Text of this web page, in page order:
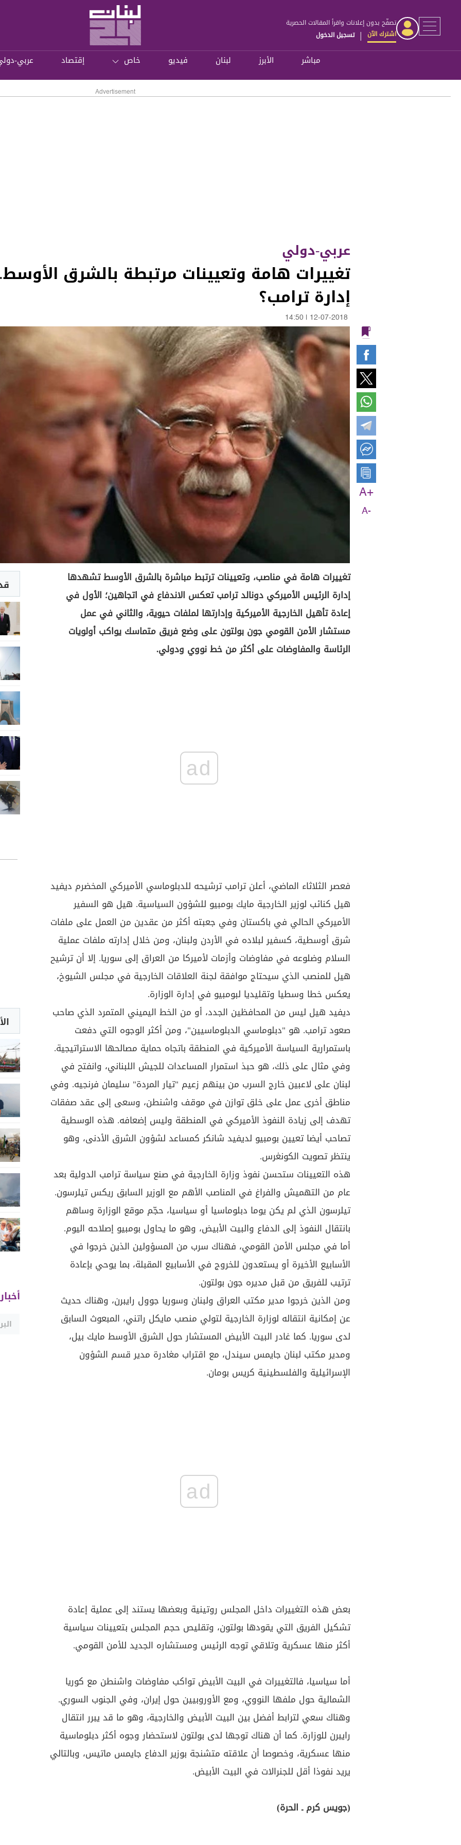
تصفّح بدون إعلانات واقرأ المقالات الحصرية
اشترك الآن | تسجيل الدخول
مباشر الأبرز لبنان فيديو خاص إقتصاد عربي-
Advertisement
عربي-دولي
تغييرات هامة وتعيينات مرتبطة بالشرق
إدارة ترامب؟
12-07-2018
14:50
A+
A-
تغييرات هامة في مناصب، وتعيينات ترتبط مباشرة بالشرق الأوسط تشهدها
إدارة الرئيس الأميركي دونالد ترامب تعكس الاندفاع في اتجاهين؛ الأول في
إعادة تأهيل الخارجية الأميركية وإدارتها لملفات حيوية، والثاني في عمل
مستشار الأمن القومي جون بولتون على وضع فريق متماسك يواكب أولويات
الرئاسة والمفاوضات على أكثر من خط نووي ودولي.
ad
فعصر الثلاثاء الماضي، أعلن ترامب ترشيحه للدبلوماسي الأميركي المخضرم ديفيد
هيل كنائب لوزير الخارجية مايك بومبيو للشؤون السياسية. هيل هو السفير
الأميركي الحالي في باكستان وفي جعبته أكثر من عقدين من العمل على ملفات
شرق أوسطية، كسفير لبلاده في الأردن ولبنان، ومن خلال إدارته ملفات عملية
السلام وضلوعه في مفاوضات وأزمات لأميركا من العراق إلى سوريا. إلا أن ترشيح
هيل للمنصب الذي سيحتاج موافقة لجنة العلاقات الخارجية في مجلس الشيوخ،
يعكس خطا وسطيا وتقليديا لبومبيو في إدارة الوزارة.
ديفيد هيل ليس من المحافظين الجدد، أو من الخط اليميني المتمرد الذي صاحب
صعود ترامب. هو "دبلوماسي الدبلوماسيين"، ومن أكثر الوجوه التي دفعت
باستمرارية السياسة الأميركية في المنطقة باتجاه حماية مصالحها الاستراتيجية.
وفي مثال على ذلك، هو حبذ استمرار المساعدات للجيش اللبناني، وانفتح في
لبنان على لاعبين خارج السرب من بينهم زعيم "تيار المردة" سليمان فرنجيه. وفي
مناطق أخرى عمل على خلق توازن في موقف واشنطن، وسعى إلى عقد صفقات
تهدف إلى زيادة النفوذ الأميركي في المنطقة وليس إضعافه. هذه الوسطية
تصاحب أيضا تعيين بومبيو لديفيد شانكر كمساعد لشؤون الشرق الأدنى، وهو
ينتظر تصويت الكونغرس.
هذه التعيينات ستحسن نفوذ وزارة الخارجية في صنع سياسة ترامب الدولية بعد
عام من التهميش والفراغ في المناصب الأهم مع الوزير السابق ريكس تيلرسون.
تيلرسون الذي لم يكن يوما دبلوماسيا أو سياسيا، حجّم موقع الوزارة وساهم
بانتقال النفوذ إلى الدفاع والبيت الأبيض، وهو ما يحاول بومبيو إصلاحه اليوم.
أما في مجلس الأمن القومي، فهناك سرب من المسؤولين الذين خرجوا في
الأسابيع الأخيرة أو يستعدون للخروج في الأسابيع المقبلة، بما يوحي بإعادة
ترتيب للفريق من قبل مديره جون بولتون.
ومن الذين خرجوا مدير مكتب العراق ولبنان وسوريا جوول رايبرن، وهناك حديث
عن إمكانية انتقاله لوزارة الخارجية لتولي منصب مايكل راتني، المبعوث السابق
لدى سوريا. كما غادر البيت الأبيض المستشار حول الشرق الأوسط مايك بيل،
ومدير مكتب لبنان جايمس سيندل، مع اقتراب مغادرة مدير قسم الشؤون
الإسرائيلية والفلسطينية كريس بومان.
ad
بعض هذه التغييرات داخل المجلس روتينية وبعضها يستند إلى عملية إعادة
تشكيل الفريق التي يقودها بولتون، وتقليص حجم المجلس بتعيينات سياسية
أكثر منها عسكرية وتلاقي توجه الرئيس ومستشاره الجديد للأمن القومي.
أما سياسيا، فالتغييرات في البيت الأبيض تواكب مفاوضات واشنطن مع كوريا
الشمالية حول ملفها النووي، ومع الأوروبيين حول إيران، وفي الجنوب السوري.
وهناك سعي لترابط أفضل بين البيت الأبيض والخارجية، وهو ما قد يبرر انتقال
رايبرن للوزارة. كما أن هناك توجها لدى بولتون لاستحضار وجوه أكثر دبلوماسية
منها عسكرية، وخصوصا أن علاقته متشنجة بوزير الدفاع جايمس ماتيس، وبالتالي
يريد نفوذا أقل للجنرالات في البيت الأبيض.
(جويس كرم ـ الحرة)